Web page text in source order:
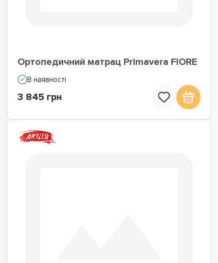
Ортопедичний матрац Primavera FIORE
В наявності
3 845 грн